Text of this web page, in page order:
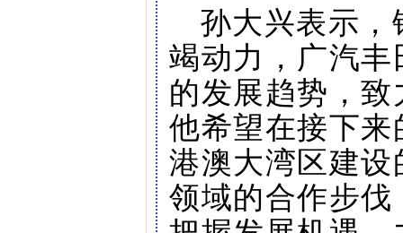
孙大兴表示
竭动力，广汽
的发展趋势，
他希望在接下
港澳大湾区建
领域的合作步